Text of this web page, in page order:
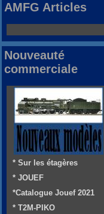
AMFG Articles
Nouveauté
commerciale
* Sur les étagères
* JOUEF
*Catalogue Jouef 2021
* T2M-PIKO